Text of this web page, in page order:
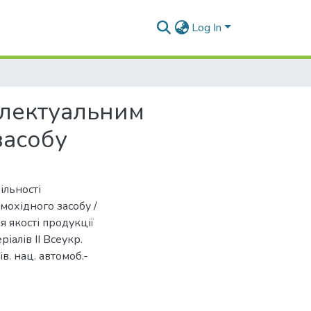
Log In
засобу /
продукції
II Всеукр.
нац. автомоб.-